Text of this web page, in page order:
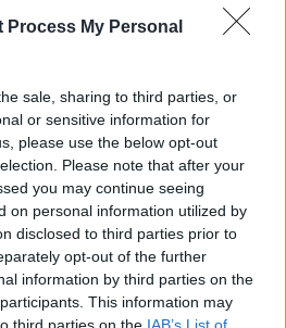
Process My Personal
sale, sharing to third parties, or
or sensitive information for
please use the below opt-out
Please note that after your
you may continue seeing
on personal information utilized by
disclosed to third parties prior to
opt-out of the further
information by third parties on the
This information may
third parties on the IAB’s List of
– ΥΨηΔ - ΑΑΔΕ:
εφαρμογή
Ιδιωτικών